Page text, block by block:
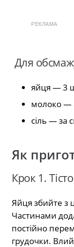
РЕКЛАМА
Для
яйця — 3
молоко —
сіль — за
Як
Крок 1. Тісто
Яйця збийте з
Частинами
постійно
грудочки.